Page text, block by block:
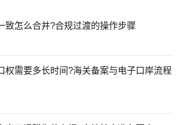
致怎么合并?合规过渡的操作步骤
权需要多长时间?海关备案与电子口岸流程